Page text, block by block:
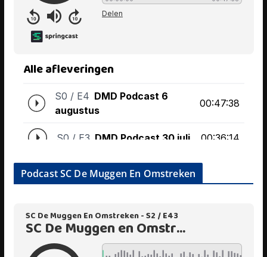
Podcast SC De Muggen En Omstreken